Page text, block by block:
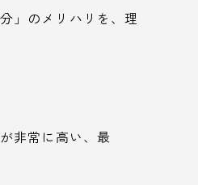
」のメリハリを、理
非常に高い、最